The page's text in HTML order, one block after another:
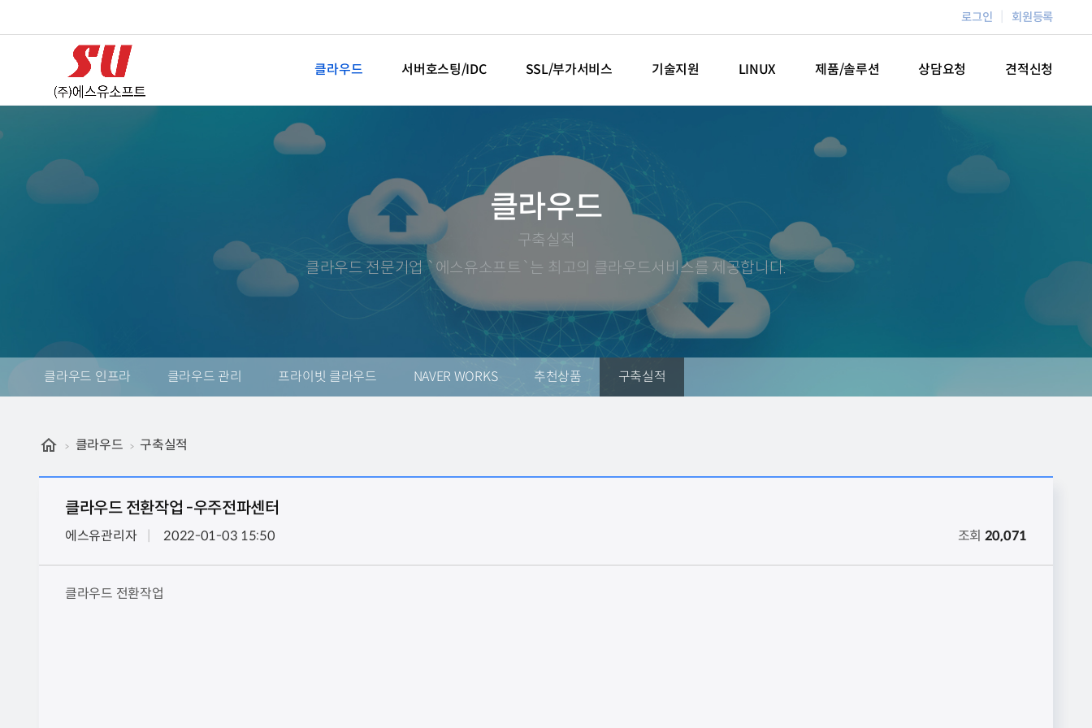
로그인 회원등록
클라우드 서버호스팅/IDC SSL/부가서비스 기술지원 LINUX 제품/솔루션 상담요청 견적신청
클라우드
구축실적
클라우드 전문기업 `에스유소프트`는 최고의 클라우드서비스를 제공합니다.
클라우드 인프라 클라우드 관리 프라이빗 클라우드 NAVER WORKS 추천상품 구축실적
클라우드 구축실적
클라우드 전환작업 -우주전파센터
에스유관리자 2022-01-03 15:50 조회 20,071
클라우드 전환작업